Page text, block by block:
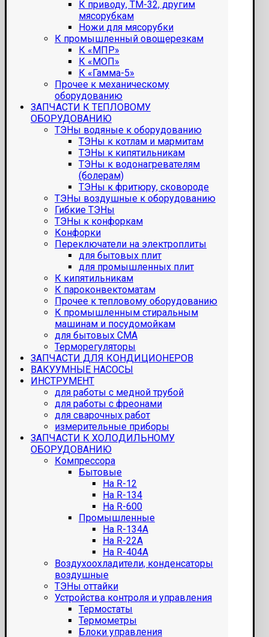
К приводу, ТМ-32, другим
мясорубкам
Ножи для мясорубки
К промышленный овощерезкам
К «МПР»
К «МОП»
К «Гамма-5»
Прочее к механическому
оборудованию
ЗАПЧАСТИ К ТЕПЛОВОМУ
ОБОРУДОВАНИЮ
ТЭНы водяные к оборудованию
ТЭНы к котлам и мармитам
ТЭНы к кипятильникам
ТЭНы к водонагревателям
(болерам)
ТЭНы к фритюру, сковороде
ТЭНы воздушные к оборудованию
Гибкие ТЭНы
ТЭНы к конфоркам
Конфорки
Переключатели на электроплиты
для бытовых плит
для промышленных плит
К кипятильникам
К пароконвектоматам
Прочее к тепловому оборудованию
К промышленным стиральным
машинам и посудомойкам
для бытовых СМА
Терморегуляторы
ЗАПЧАСТИ ДЛЯ КОНДИЦИОНЕРОВ
ВАКУУМНЫЕ НАСОСЫ
ИНСТРУМЕНТ
для работы с медной трубой
для работы с фреонами
для сварочных работ
измерительные приборы
ЗАПЧАСТИ К ХОЛОДИЛЬНОМУ
ОБОРУДОВАНИЮ
Компрессора
Бытовые
На R-12
На R-134
На R-600
Промышленные
На R-134A
На R-22A
На R-404A
Воздухоохладители, конденсаторы
воздушные
ТЭНы оттайки
Устройства контроля и управления
Термостаты
Термометры
Блоки управления